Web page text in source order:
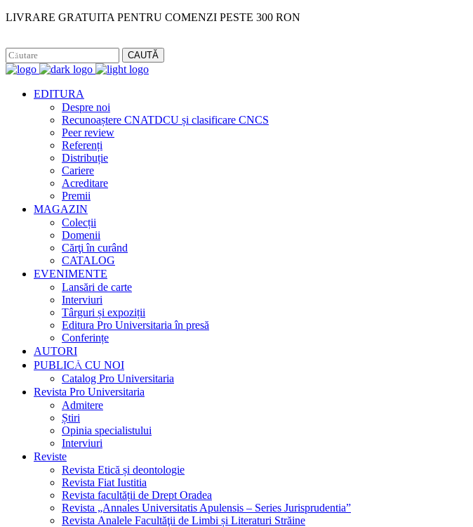
LIVRARE GRATUITA PENTRU COMENZI PESTE 300 RON
CAUTĂ
EDITURA
Despre noi
Recunoaștere CNATDCU și clasificare CNCS
Peer review
Referenți
Distribuție
Cariere
Acreditare
Premii
MAGAZIN
Colecții
Domenii
Cărţi în curând
CATALOG
EVENIMENTE
Lansări de carte
Interviuri
Târguri și expoziții
Editura Pro Universitaria în presă
Conferințe
AUTORI
PUBLICĂ CU NOI
Catalog Pro Universitaria
Revista Pro Universitaria
Admitere
Știri
Opinia specialistului
Interviuri
Reviste
Revista Etică și deontologie
Revista Fiat Iustitia
Revista facultății de Drept Oradea
Revista „Annales Universitatis Apulensis – Series Jurisprudentia”
Revista Analele Facultăţii de Limbi și Literaturi Străine